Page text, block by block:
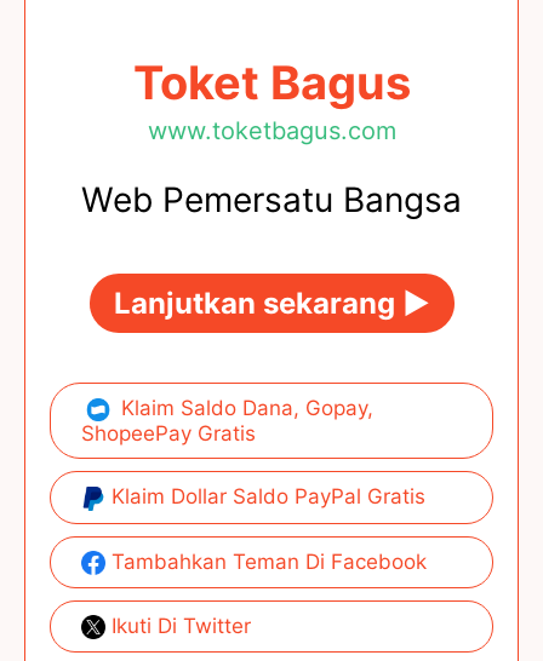
Toket Bagus
www.toketbagus.com
Web Pemersatu Bangsa
Lanjutkan sekarang ►
Klaim Saldo Dana, Gopay,
ShopeePay Gratis
Klaim Dollar Saldo PayPal Gratis
Tambahkan Teman Di Facebook
Ikuti Di Twitter